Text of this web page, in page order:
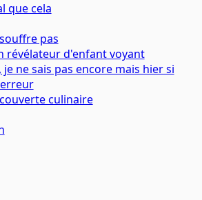
que cela
pas
révélateur d'enfant voyant
ne sais pas encore mais hier si
culinaire